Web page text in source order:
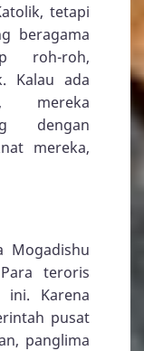
tetapi
beragama
roh-roh,
Kalau ada
mereka
dengan
mereka,
Mogadishu
teroris
ini. Karena
pusat
panglima